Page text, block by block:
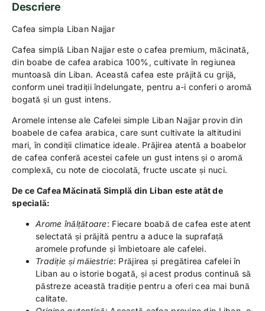
Descriere
Cafea simpla Liban Najjar
Cafea simplă Liban Najjar este o cafea premium, măcinată,
din boabe de cafea arabica 100%, cultivate în regiunea
muntoasă din Liban. Această cafea este prăjită cu grijă,
conform unei tradiții îndelungate, pentru a-i conferi o aromă
bogată și un gust intens.
Aromele intense ale Cafelei simple Liban Najjar provin din
boabele de cafea arabica, care sunt cultivate la altitudini
mari, în condiții climatice ideale. Prăjirea atentă a boabelor
de cafea conferă acestei cafele un gust intens și o aromă
complexă, cu note de ciocolată, fructe uscate și nuci.
De ce Cafea Măcinată Simplă din Liban este atât de
specială:
Arome înălțătoare: Fiecare boabă de cafea este atent
selectată și prăjită pentru a aduce la suprafață
aromele profunde și îmbietoare ale cafelei.
Tradiție și măiestrie: Prăjirea și pregătirea cafelei în
Liban au o istorie bogată, și acest produs continuă să
păstreze această tradiție pentru a oferi cea mai bună
calitate.